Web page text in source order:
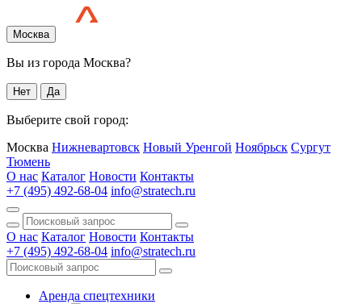
Москва
Вы из города Москва?
Нет Да
Выберите свой город:
Москва Нижневартовск Новый Уренгой Ноябрьск Сургут
Тюмень
О нас Каталог Новости Контакты
+7 (495) 492-68-04 info@stratech.ru
О нас Каталог Новости Контакты
+7 (495) 492-68-04 info@stratech.ru
Аренда спецтехники